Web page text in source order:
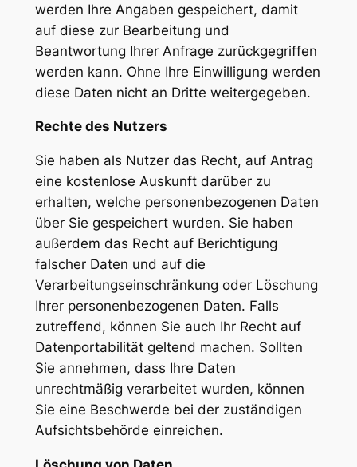
werden Ihre Angaben gespeichert, damit
auf diese zur Bearbeitung und
Beantwortung Ihrer Anfrage zurückgegriffen
werden kann. Ohne Ihre Einwilligung werden
diese Daten nicht an Dritte weitergegeben.
Rechte des Nutzers
Sie haben als Nutzer das Recht, auf Antrag
eine kostenlose Auskunft darüber zu
erhalten, welche personenbezogenen Daten
über Sie gespeichert wurden. Sie haben
außerdem das Recht auf Berichtigung
falscher Daten und auf die
Verarbeitungseinschränkung oder Löschung
Ihrer personenbezogenen Daten. Falls
zutreffend, können Sie auch Ihr Recht auf
Datenportabilität geltend machen. Sollten
Sie annehmen, dass Ihre Daten
unrechtmäßig verarbeitet wurden, können
Sie eine Beschwerde bei der zuständigen
Aufsichtsbehörde einreichen.